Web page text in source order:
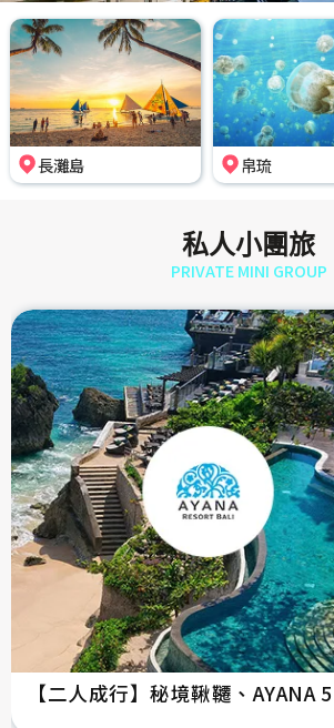
長灘島 帛琉
私人小團旅
PRIVATE MINI GROUP
【二人成行】秘境鞦韆、AYANA